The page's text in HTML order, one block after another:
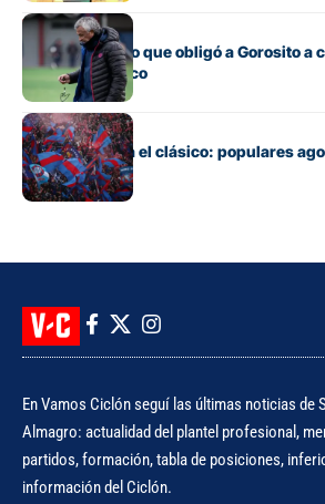
Fútbol
El contratiempo que obligó a Gorosito a
antes del clásico
Fútbol
Boedo ya juega el clásico: populares
Huracán
En Vamos Ciclón seguí las últimas noticias de
Almagro: actualidad del plantel profesional,
partidos, formación, tabla de posiciones,
información del Ciclón.